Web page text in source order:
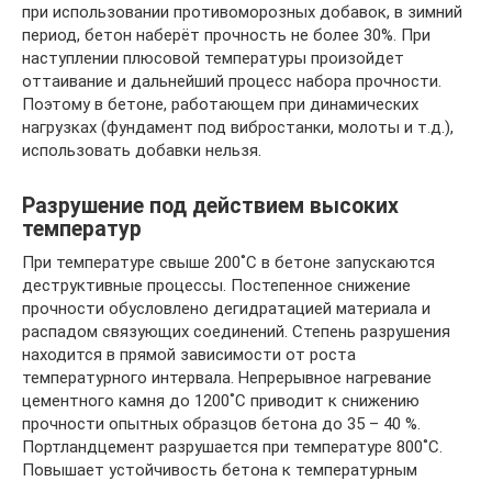
при использовании противоморозных добавок, в зимний
период, бетон наберёт прочность не более 30%. При
наступлении плюсовой температуры произойдет
оттаивание и дальнейший процесс набора прочности.
Поэтому в бетоне, работающем при динамических
нагрузках (фундамент под вибростанки, молоты и т.д.),
использовать добавки нельзя.
Разрушение под действием высоких
температур
При температуре свыше 200˚C в бетоне запускаются
деструктивные процессы. Постепенное снижение
прочности обусловлено дегидратацией материала и
распадом связующих соединений. Степень разрушения
находится в прямой зависимости от роста
температурного интервала. Непрерывное нагревание
цементного камня до 1200˚C приводит к снижению
прочности опытных образцов бетона до 35 – 40 %.
Портландцемент разрушается при температуре 800˚C.
Повышает устойчивость бетона к температурным